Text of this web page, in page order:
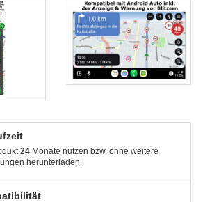
24 Monate nutzen bzw. ohne weitere
herunterladen.